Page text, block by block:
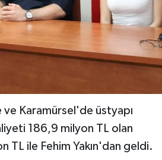
Karamürsel'de üstyapı
186,9 milyon TL olan
TL ile Fehim Yakın'dan geldi.